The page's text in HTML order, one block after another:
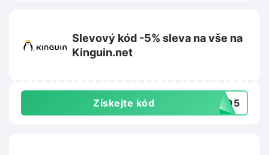
Slevový kód -5% sleva na vše na
Kinguin.net
Získejte kód STO5